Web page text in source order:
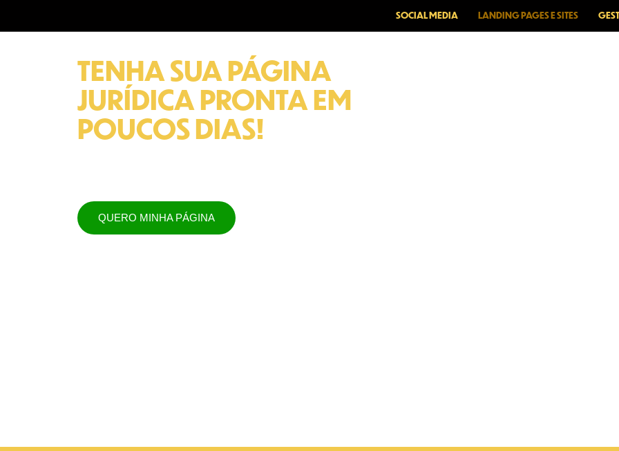
SOCIAL MEDIA LANDING PAGES E SITES
TENHA SUA PÁGINA
JURÍDICA PRONTA EM
POUCOS DIAS!
QUERO MINHA PÁGINA